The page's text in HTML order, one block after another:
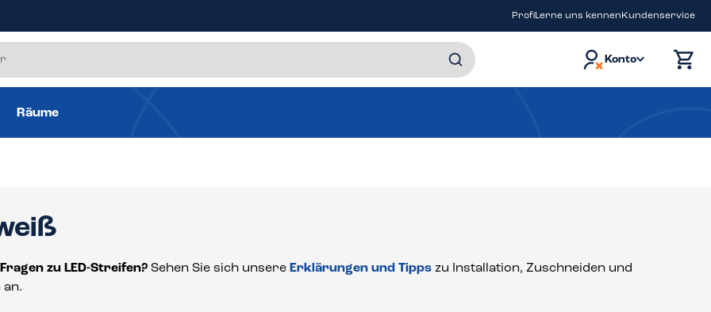
ProfiLerne uns kennen Kundenservice
Konto
Räume
zu LED-Streifen? Sehen Sie sich unsere Erklärungen und Tipps zu Installation, Zuschneiden und
an.